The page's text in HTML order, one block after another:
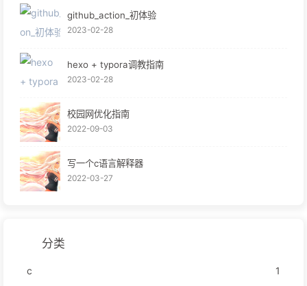
github_action_初体验
2023-02-28
hexo + typora调教指南
2023-02-28
校园网优化指南
2022-09-03
写一个c语言解释器
2022-03-27
分类
c
1